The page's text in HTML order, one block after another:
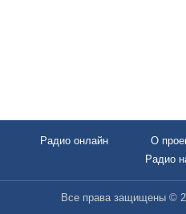
Радио онлайн О
Радио
Все права защищены ©